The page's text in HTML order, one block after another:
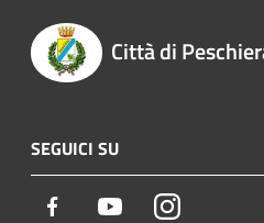
Città di
SEGUICI SU
Facebook YoutubeInstagram